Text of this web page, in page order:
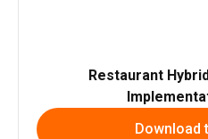
Restaurant
Download